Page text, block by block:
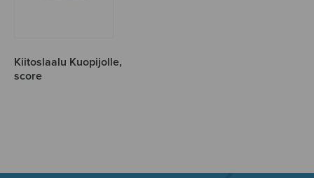
Kiitoslaalu Kuopijolle,
score